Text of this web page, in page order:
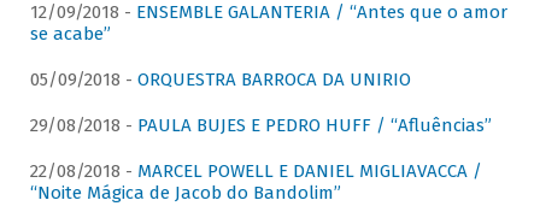
12/09/2018 - ENSEMBLE GALANTERIA / “Antes que o amor
se acabe”
05/09/2018 - ORQUESTRA BARROCA DA UNIRIO
29/08/2018 - PAULA BUJES E PEDRO HUFF / “Afluências”
22/08/2018 - MARCEL POWELL E DANIEL MIGLIAVACCA /
“Noite Mágica de Jacob do Bandolim”